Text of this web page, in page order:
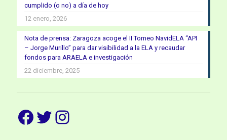
cumplido (o no) a día de hoy
12 enero, 2026
Nota de prensa: Zaragoza acoge el II Torneo NavidELA “API
– Jorge Murillo” para dar visibilidad a la ELA y recaudar
fondos para ARAELA e investigación
22 diciembre, 2025
Facebook
Twitter
Instagram